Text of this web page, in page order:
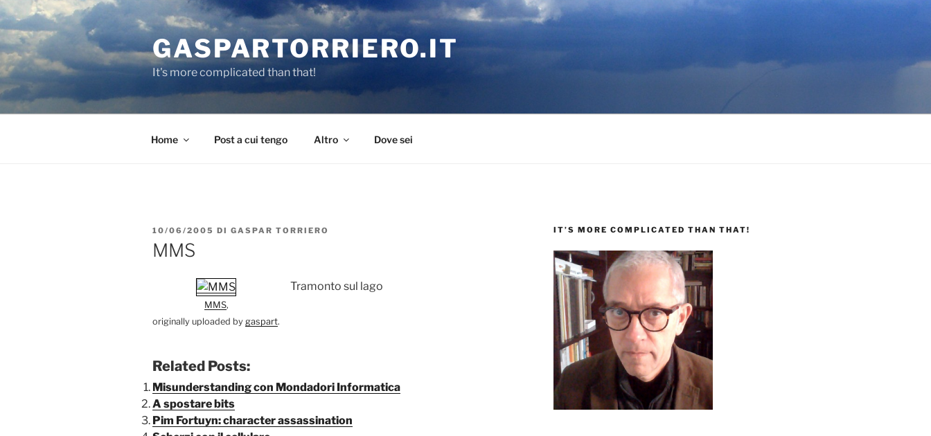
Salta
al
contenuto
GASPARTORRIERO.IT
It's more complicated than that!
Home Post a cui tengo Altro Dove sei
PUBBLICATO
IL
10/06/2005 DI GASPAR TORRIERO
MMS
MMS,
originally uploaded by gaspart.
Tramonto sul lago
Related Posts:
Misunderstanding con Mondadori Informatica
A spostare bits
Pim Fortuyn: character assassination
IT’S MORE COMPLICATED THAN THAT!